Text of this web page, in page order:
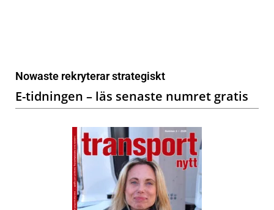
Nowaste rekryterar strategiskt
E-tidningen – läs senaste numret gratis